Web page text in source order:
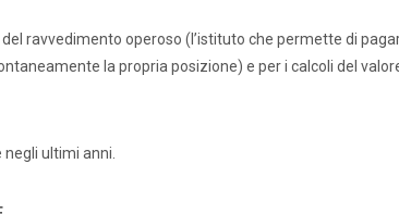
ravvedimento operoso (l’istituto che permette di
la propria posizione) e per i calcoli del
ultimi anni.